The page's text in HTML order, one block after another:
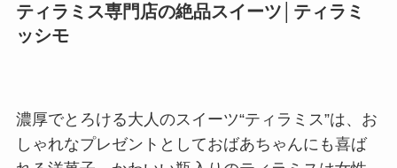
ティラミス専門店の絶品スイーツ│ティラミ
ッシモ
濃厚でとろける大人のスイーツ“ティラミス”は、お
しゃれなプレゼントとしておばあちゃんにも喜ば